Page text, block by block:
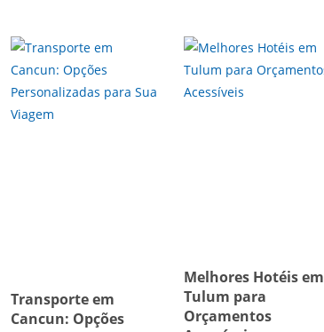
Transporte em
Cancun: Opções
Melhores Hotéis em
Tulum para
Orçamentos